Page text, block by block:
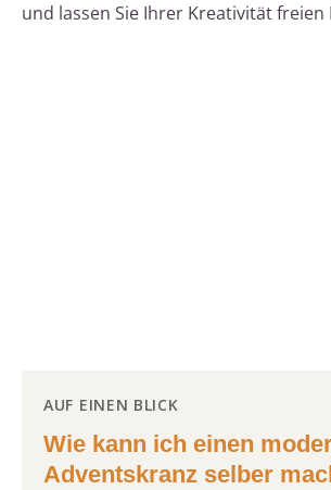
und lassen Sie Ihrer Kreativität freien
AUF EINEN BLICK
Wie kann ich einen
Adventskranz selber